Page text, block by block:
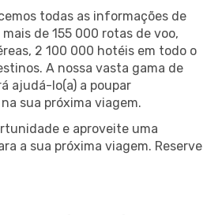
todas as informações de
de 155 000 rotas de voo,
2 100 000 hotéis em todo o
A nossa vasta gama de
ajudá-lo(a) a poupar
sua próxima viagem.
e aproveite uma
a sua próxima viagem. Reserve